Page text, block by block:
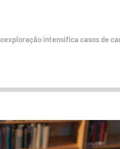
intensifica casos de